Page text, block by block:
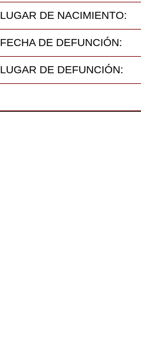
LUGAR DE NACIMIENTO:
FECHA DE DEFUNCIÓN:
LUGAR DE DEFUNCIÓN: